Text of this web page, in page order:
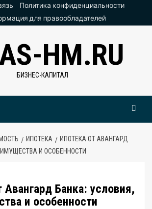
Политика конфиденциальности
для правообладателей
HM.RU
БИЗНЕС-КАПИТАЛ
ИПОТЕКА
ИПОТЕКА ОТ АВАНГАРД
И ОСОБЕННОСТИ
Авангард Банка: условия,
и особенности